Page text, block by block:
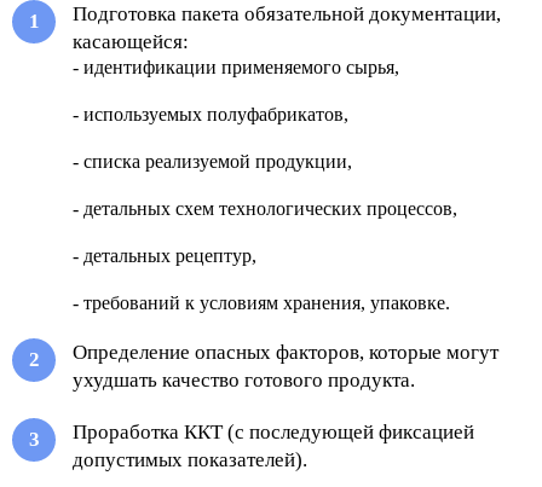
Подготовка пакета обязательной документации,
касающейся:
- идентификации применяемого сырья,
- используемых полуфабрикатов,
- списка реализуемой продукции,
- детальных схем технологических процессов,
- детальных рецептур,
- требований к условиям хранения, упаковке.
Определение опасных факторов, которые могут
ухудшать качество готового продукта.
Проработка ККТ (с последующей фиксацией
допустимых показателей).